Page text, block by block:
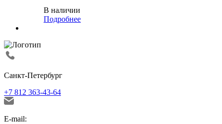
В наличии
Подробнее
Санкт-Петербург
+7 812 363-43-64
E-mail: